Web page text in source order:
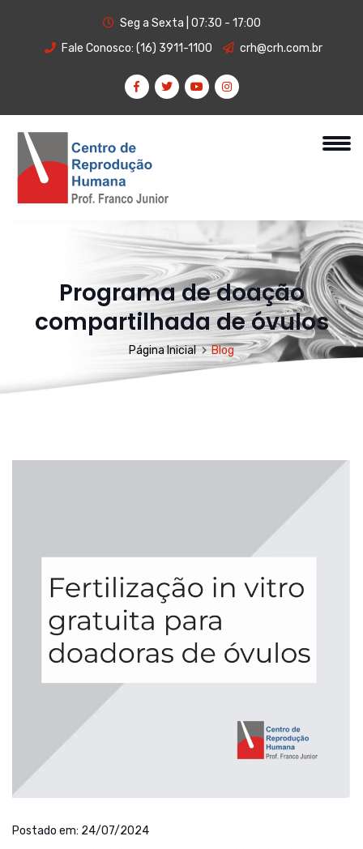
Seg a Sexta | 07:30 - 17:00
Fale Conosco: (16) 3911-1100 crh@crh.com.br
Programa de doação
compartilhada de óvulos
Página Inicial Blog
Postado em: 24/07/2024